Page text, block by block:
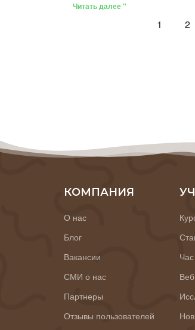
Читать далее "
1 2
КОМПАНИЯ
О нас
Блог
Вакансии
СМИ о нас
Партнеры
Отзывы пользователей